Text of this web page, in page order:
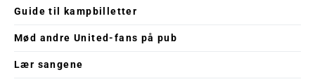
Guide til kampbilletter
Mød andre United-fans på pub
Lær sangene